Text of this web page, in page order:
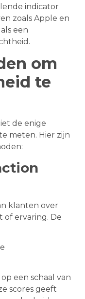
indicator
zoals Apple en
een
om
te
de enige
meten. Hier zijn
klanten over
of ervaring. De
een schaal van
scores geeft